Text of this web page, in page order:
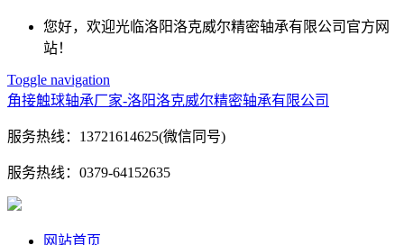
您好，欢迎光临洛阳洛克威尔精密轴承有限公司官方网
站！
Toggle navigation
角接触球轴承厂家-洛阳洛克威尔精密轴承有限公司
服务热线： 13721614625(微信同号)
服务热线： 0379-64152635
网站首页